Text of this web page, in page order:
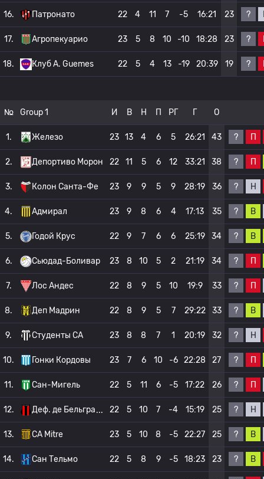
16. Патронато 22 4 11 7 -5 16:21 23 ?
17. Агропекуарио 23 5 8 10 -10 18:28 23 ?
18. Клуб А. Guemes 22 5 4 13 -19 20:39 19 ?
№ Group 1 И В Н П РГ Г О
1. Железо 23 13 4 6 5 26:21 43 ? П
2. Депортиво Морон 22 11 5 6 12 33:21 38 ? П
3. Колон Санта-Фе 23 9 9 5 9 28:19 36 ? Н
4. Адмирал 23 9 8 6 4 17:13 35 ? В
5. Годой Крус 22 9 7 6 6 25:19 34 ? В
6. Сьюдад-Боливар 23 8 10 5 2 21:19 34 ? П
7. Лос Андес 22 8 9 5 10 19:9 33 ? П
8. Деп Мадрин 22 8 9 5 7 29:22 33 ? В
9. Студенты CA 23 8 8 7 1 20:19 32 ? Н
10. Гонки Кордовы 23 7 6 10 -6 22:28 27 ? П
11. Сан-Мигель 22 5 11 6 -5 17:22 26 ? П
12. Деф. де Бельгра 22 5 10 7 -4 15:19 25 ? Н
13. CA Mitre 23 5 10 8 -5 22:27 25 ? В
14. Сан Тельмо 22 5 8 9 -5 18:23 23 ? В